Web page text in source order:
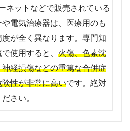
ネットなどで販売されている
電気治療器は、医療用のも
が全く異なります。専門知
使用すると、 火傷、色素沈
経損傷などの重篤な合併症
性が非常に高いです。絶対
さい。